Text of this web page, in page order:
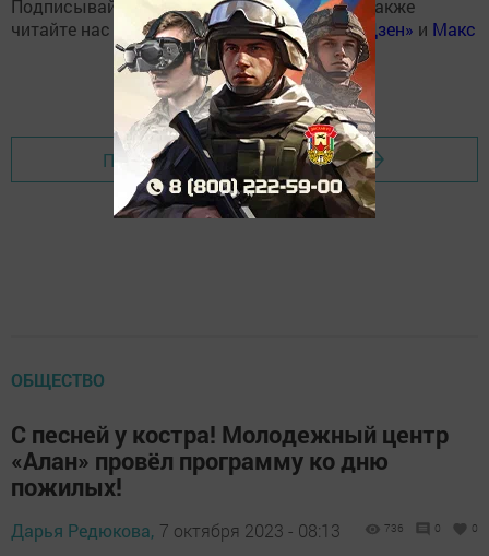
Подписывайтесь на нашTelegram-канал, а также
читайте нас
Вконтакте,Одноклассниках,«Дзен» и Макс
Перейти на страницу новости
ОБЩЕСТВО
С песней у костра! Молодежный центр
«Алан» провёл программу ко дню
пожилых!
Дарья Редюкова, 7 октября 2023 - 08:13 736 0 0